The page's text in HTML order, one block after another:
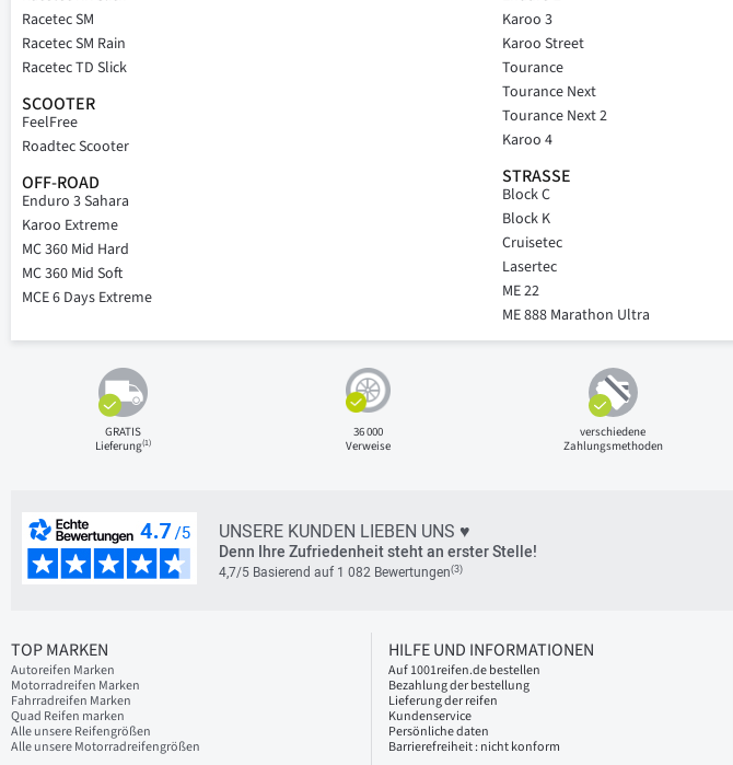
Racetec SM
Racetec SM Rain
Racetec TD Slick
SCOOTER
FeelFree
Roadtec Scooter
OFF-ROAD
Enduro 3 Sahara
Karoo Extreme
MC 360 Mid Hard
MC 360 Mid Soft
MCE 6 Days Extreme
Karoo 3
Karoo Street
Tourance
Tourance Next
Tourance Next 2
Karoo 4
STRASSE
Block C
Block K
Cruisetec
Lasertec
ME 22
ME 888 Marathon Ultra
GRATIS
Lieferung(1)
36 000
Verweise
verschiedene
Zahlungsmethoden
UNSERE KUNDEN LIEBEN UNS ♥
Denn Ihre Zufriedenheit steht an erster Stelle!
4,7/5 Basierend auf 1 082 Bewertungen(3)
TOP MARKEN
Autoreifen Marken
Motorradreifen Marken
Fahrradreifen Marken
Quad Reifen marken
Alle unsere Reifengrößen
Alle unsere Motorradreifengrößen
HILFE UND INFORMATIONEN
Auf 1001reifen.de bestellen
Bezahlung der bestellung
Lieferung der reifen
Kundenservice
Persönliche daten
Barrierefreiheit : nicht konform